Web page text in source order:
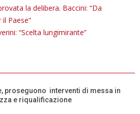
la delibera. Baccini: “Da
Paese”
“Scelta lungimirante”
proseguono interventi di messa in
e riqualificazione